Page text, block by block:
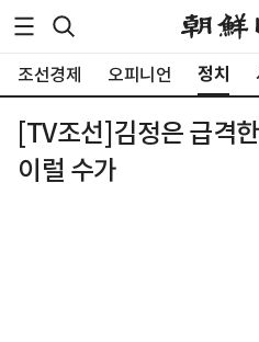
조선경제 오피니언 정치
[TV조선]김정은 급격
이럴 수가